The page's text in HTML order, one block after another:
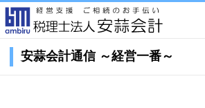
安蒜会計通信 ～経営一番～